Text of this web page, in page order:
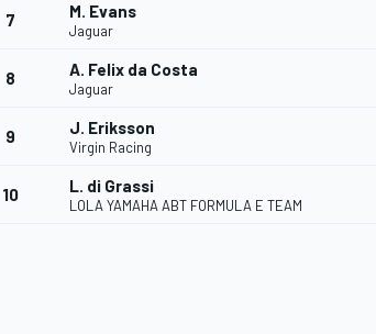
7 M. Evans
Jaguar
8 A. Felix da Costa
Jaguar
9 J. Eriksson
Virgin Racing
10 L. di Grassi
LOLA YAMAHA ABT FORMULA E TEAM